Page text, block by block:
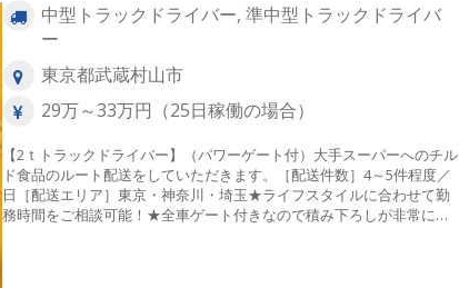
中型トラックドライバー, 準中型トラックドライバ
ー
東京都武蔵村山市
29万～33万円（25日稼働の場合）
【2ｔトラックドライバー】（パワーゲート付）大手スーパーへのチル
ド食品のルート配送をしていただきます。［配送件数］4～5件程度／
日［配送エリア］東京・神奈川・埼玉★ライフスタイルに合わせて勤
務時間をご相談可能！★全車ゲート付きなので積み下ろしが非常に楽
中！